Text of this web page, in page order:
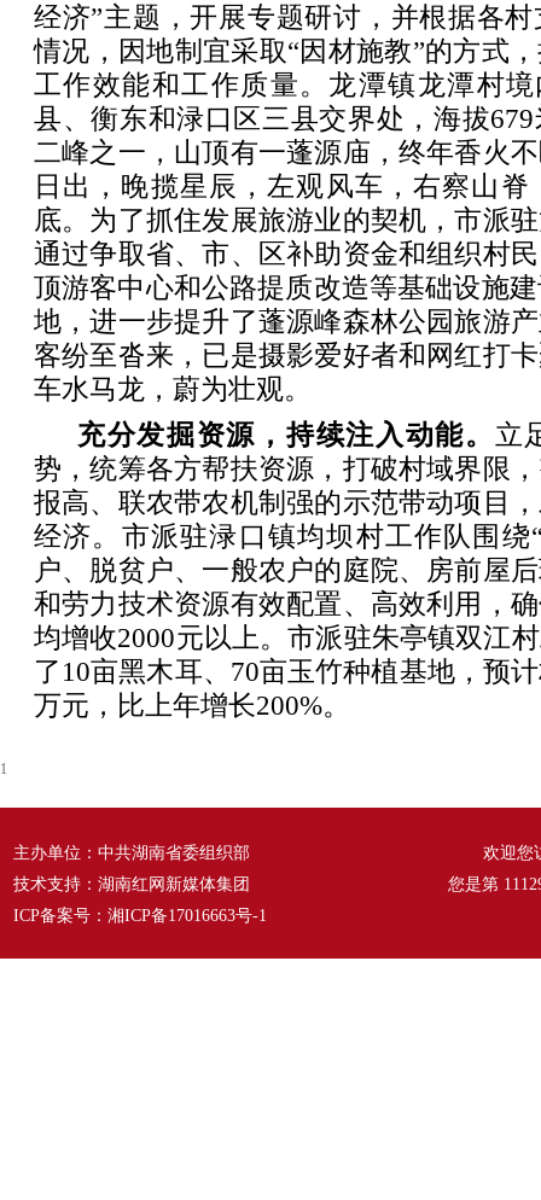
经济”主题，开展专题研讨，并根据各
情况，因地制宜采取“因材施教”的方式
工作效能和工作质量。龙潭镇龙潭村
县、衡东和渌口区三县交界处，海拔
二峰之一，山顶有一蓬源庙，终年香火
日出，晚揽星辰，左观风车，右察山
底。为了抓住发展旅游业的契机，市派
通过争取省、市、区补助资金和组织村
顶游客中心和公路提质改造等基础设施
地，进一步提升了蓬源峰森林公园旅游
客纷至沓来，已是摄影爱好者和网红打
车水马龙，蔚为壮观。
充分发掘资源，持续注入动能。 立
势，统筹各方帮扶资源，打破村域界限
报高、联农带农机制强的示范带动项目
经济。市派驻渌口镇均坝村工作队围绕
户、脱贫户、一般农户的庭院、房前屋
和劳力技术资源有效配置、高效利用，
均增收2000元以上。市派驻朱亭镇双江
了10亩黑木耳、70亩玉竹种植基地，预
万元，比上年增长200%。
1
主办单位：中共湖南省委组织部
技术支持：湖南红网新媒体集团
ICP备案号： 湘ICP备17016663号-1
欢迎您
您是第